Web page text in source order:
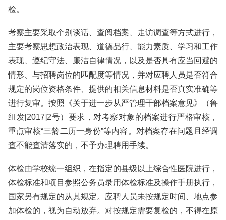
检。
考察主要采取个别谈话、查阅档案、走访调查等方式进行，
主要考察思想政治表现、道德品行、能力素质、学习和工作
表现、遵纪守法、廉洁自律情况，以及是否具有应当回避的
情形、与招聘岗位的匹配度等情况，并对应聘人员是否符合
规定的岗位资格条件、提供的相关信息材料是否真实准确等
进行复审。按照《关于进一步从严管理干部档案意见》（鲁
组发[2017]2号）要求，对考察对象的档案进行严格审核，
重点审核“三龄二历一身份”等内容。对档案存在问题且经调
查不能查清落实的，不予办理聘用手续。
体检由学校统一组织，在指定的县级以上综合性医院进行，
体检标准和项目参照公务员录用体检标准及操作手册执行，
国家另有规定的从其规定。应聘人员未按规定时间、地点参
加体检的，视为自动放弃。对按规定需要复检的，不得在原